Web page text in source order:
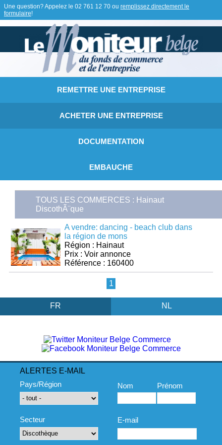
Une question? Appelez le 02 761 12 70 ou remplissez directement le
formulaire!
REMETTRE UNE ENTREPRISE
ACHETER UNE ENTREPRISE
DOCUMENTATION
EMBAUCHE
TOUS LES COMMERCES : Hainaut
DiscothÃ¨que
A vendre: dancing - beach club dans
la région de mons
Région : Hainaut
Prix : Voir annonce
Référence : 160400
1
FR NL
ALERTES E-MAIL
Pays/Région
Secteur
Nom Prénom
E-mail